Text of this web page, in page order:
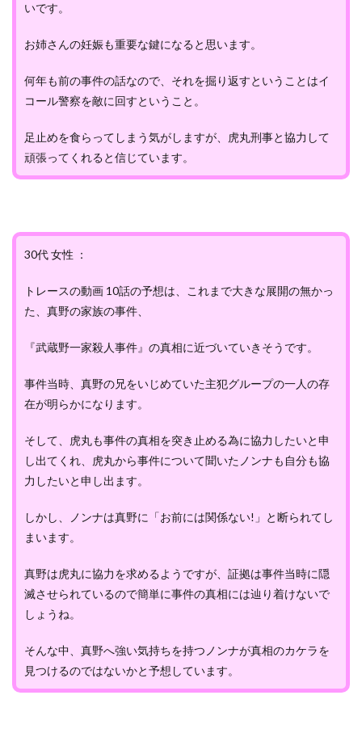
いです。
お姉さんの妊娠も重要な鍵になると思います。
何年も前の事件の話なので、それを掘り返すということはイ
コール警察を敵に回すということ。
足止めを食らってしまう気がしますが、虎丸刑事と協力して
頑張ってくれると信じています。
30代 女性 ：
トレースの動画 10話の予想は、これまで大きな展開の無かっ
た、真野の家族の事件、
『武蔵野一家殺人事件』の真相に近づいていきそうです。
事件当時、真野の兄をいじめていた主犯グループの一人の存
在が明らかになります。
そして、虎丸も事件の真相を突き止める為に協力したいと申
し出てくれ、虎丸から事件について聞いたノンナも自分も協
力したいと申し出ます。
しかし、ノンナは真野に「お前には関係ない!」と断られてし
まいます。
真野は虎丸に協力を求めるようですが、証拠は事件当時に隠
滅させられているので簡単に事件の真相には辿り着けないで
しょうね。
そんな中、真野へ強い気持ちを持つノンナが真相のカケラを
見つけるのではないかと予想しています。